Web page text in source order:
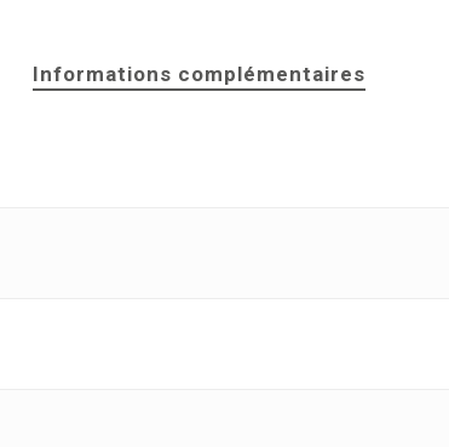
Informations complémentaires